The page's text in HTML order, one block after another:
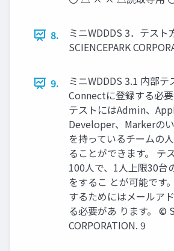
8.
ミニWDDDS 3．テスト
SCIENCEPARK
9.
ミニWDDDS 3.1 内部
Connectに登録する必要
テストにはAdmin、
Developer、Markerの
を持っているチームの
ることができます。 テ
100人で、1人上限30台
をするこ とが可能です
するためにはメールア
る必要があ ります。 ©
CORPORATION. 9